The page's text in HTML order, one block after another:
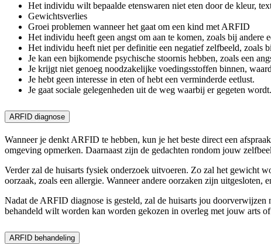
Het individu wilt bepaalde etenswaren niet eten door de kleur,
Gewichtsverlies
Groei problemen wanneer het gaat om een kind met ARFID
Het individu heeft geen angst om aan te komen, zoals bij andere
Het individu heeft niet per definitie een negatief zelfbeeld, zoals
Je kan een bijkomende psychische stoornis hebben, zoals een
Je krijgt niet genoeg noodzakelijke voedingsstoffen binnen,
Je hebt geen interesse in eten of hebt een verminderde eetlust.
Je gaat sociale gelegenheden uit de weg waarbij er gegeten wordt.
ARFID diagnose
Wanneer je denkt ARFID te hebben, kun je het beste direct een
omgeving opmerken. Daarnaast zijn de gedachten rondom jouw
Verder zal de huisarts fysiek onderzoek uitvoeren. Zo zal het gewicht
oorzaak, zoals een allergie. Wanneer andere oorzaken zijn
Nadat de ARFID diagnose is gesteld, zal de huisarts jou
behandeld wilt worden kan worden gekozen in overleg met jouw arts
ARFID behandeling